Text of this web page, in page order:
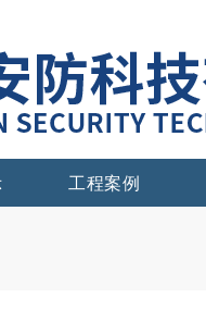
工程案例